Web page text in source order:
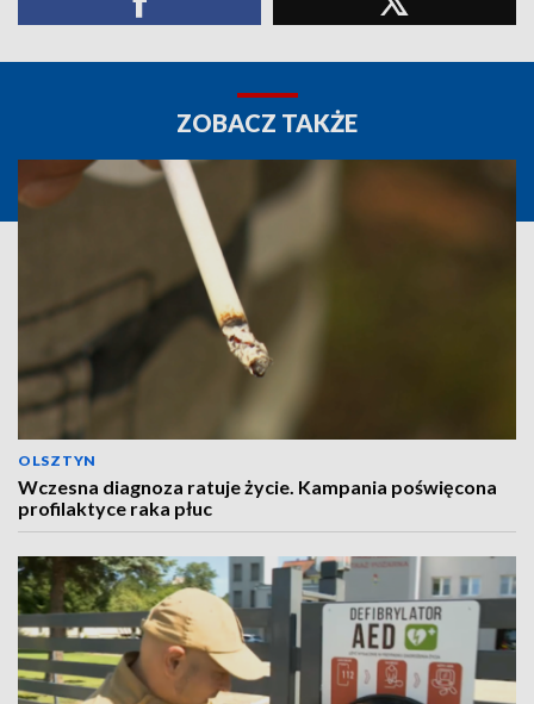
ZOBACZ TAKŻE
OLSZTYN
Wczesna diagnoza ratuje życie. Kampania poświęcona
profilaktyce raka płuc